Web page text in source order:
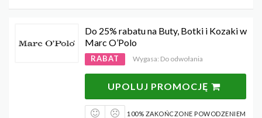
Do 25% rabatu na Buty, Botki i Kozaki w
Marc O’Polo
RABAT Wygasa: Do odwołania
UPOLUJ PROMOCJĘ
100% ZAKOŃCZONE POWODZENIEM